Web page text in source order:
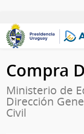
Compra
Ministerio de
Dirección
Civil